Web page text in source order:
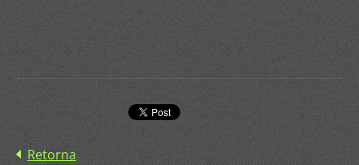
Retorna